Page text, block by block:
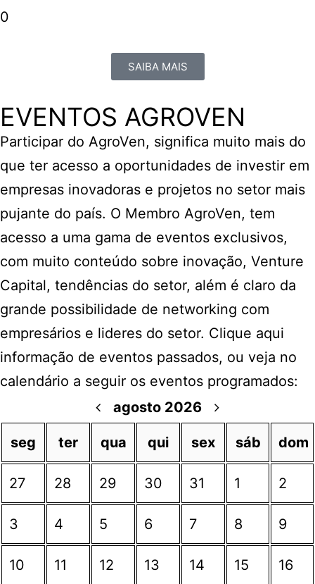
0
SAIBA MAIS
EVENTOS AGROVEN
Participar do AgroVen, significa muito mais do
que ter acesso a oportunidades de investir em
empresas inovadoras e projetos no setor mais
pujante do país. O Membro AgroVen, tem
acesso a uma gama de eventos exclusivos,
com muito conteúdo sobre inovação, Venture
Capital, tendências do setor, além é claro da
grande possibilidade de networking com
empresários e lideres do setor. Clique aqui
informação de eventos passados, ou veja no
calendário a seguir os eventos programados:
agosto 2026
seg ter qua qui sex sáb dom
27 28 29 30 31 1 2
3 4 5 6 7 8 9
10 11 12 13 14 15 16